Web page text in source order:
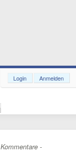
Login Anmelden
-